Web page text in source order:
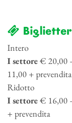
Intero
I settore€ 20,00
11,00 + prevendita
Ridotto
I settore€ 16,00
+ prevendita